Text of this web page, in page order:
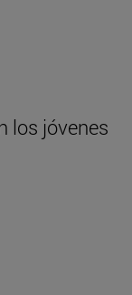
los jóvenes